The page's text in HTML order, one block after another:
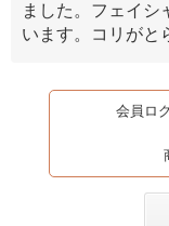
ました。フェイシ
います。コリがと
会員ロ